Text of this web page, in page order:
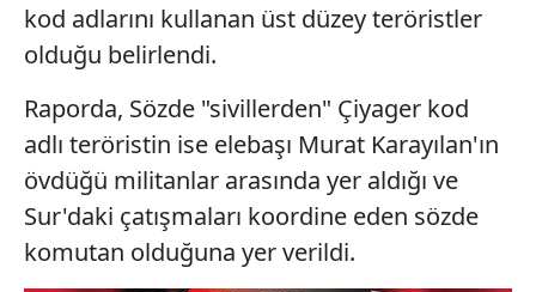
kod adlarını kullanan üst düzey teröristler
olduğu belirlendi.
Raporda, Sözde "sivillerden" Çiyager kod
adlı teröristin ise elebaşı Murat Karayılan'ın
övdüğü militanlar arasında yer aldığı ve
Sur'daki çatışmaları koordine eden sözde
komutan olduğuna yer verildi.